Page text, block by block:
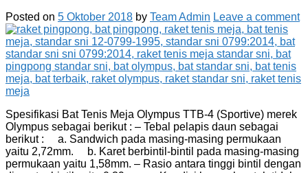
Posted on 5 Oktober 2018 by Team Admin Leave a comment
Spesifikasi Bat Tenis Meja Olympus TTB-4 (Sportive) merek
Olympus sebagai berikut : – Tebal pelapis daun sebagai
berikut : a. Sandwich pada masing-masing permukaan
yaitu 2,72mm. b. Karet berbintil-bintil pada masing-masing
permukaan yaitu 1,58mm. – Rasio antara tinggi bintil dengan